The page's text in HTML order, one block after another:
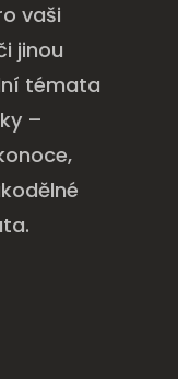
vaši
jinou
témata
–